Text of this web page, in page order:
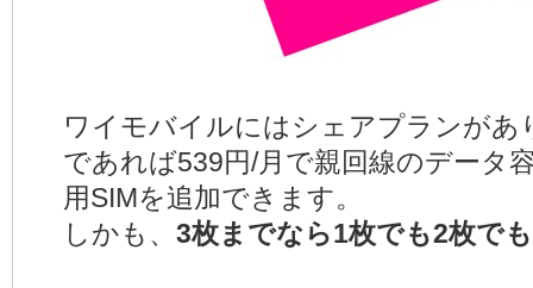
ワイモバイルにはシェアプランが
であれば539円/月で親回線のデータ
用SIMを追加できます。
しかも、 3枚までなら1枚でも2枚で